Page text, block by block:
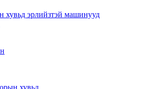
хувьд эрлийзтэй машинууд
хувьд